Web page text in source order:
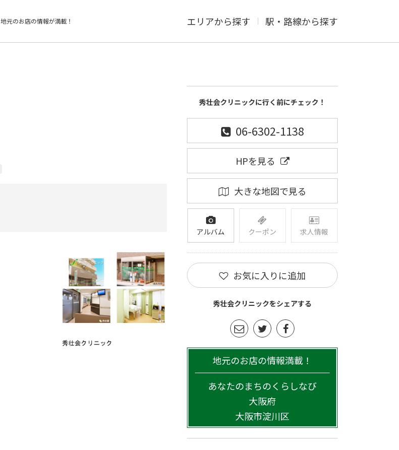
地元のお店の情報が満載！ エリアから探す 駅・路線から探す
秀壮会クリニックに行く前にチェック！
06-6302-1138
HPを見る
大きな地図で見る
アルバム クーポン 求人情報
お気に入りに追加
秀壮会クリニックをシェアする
地元のお店の情報満載！
あなたのまちのくらしなび
大阪府
大阪市淀川区